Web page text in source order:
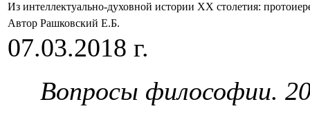
Из интеллектуально-духовной истории ХХ столетия:
Автор Рашковский Е.Б.
07.03.2018 г.
Вопросы философии.